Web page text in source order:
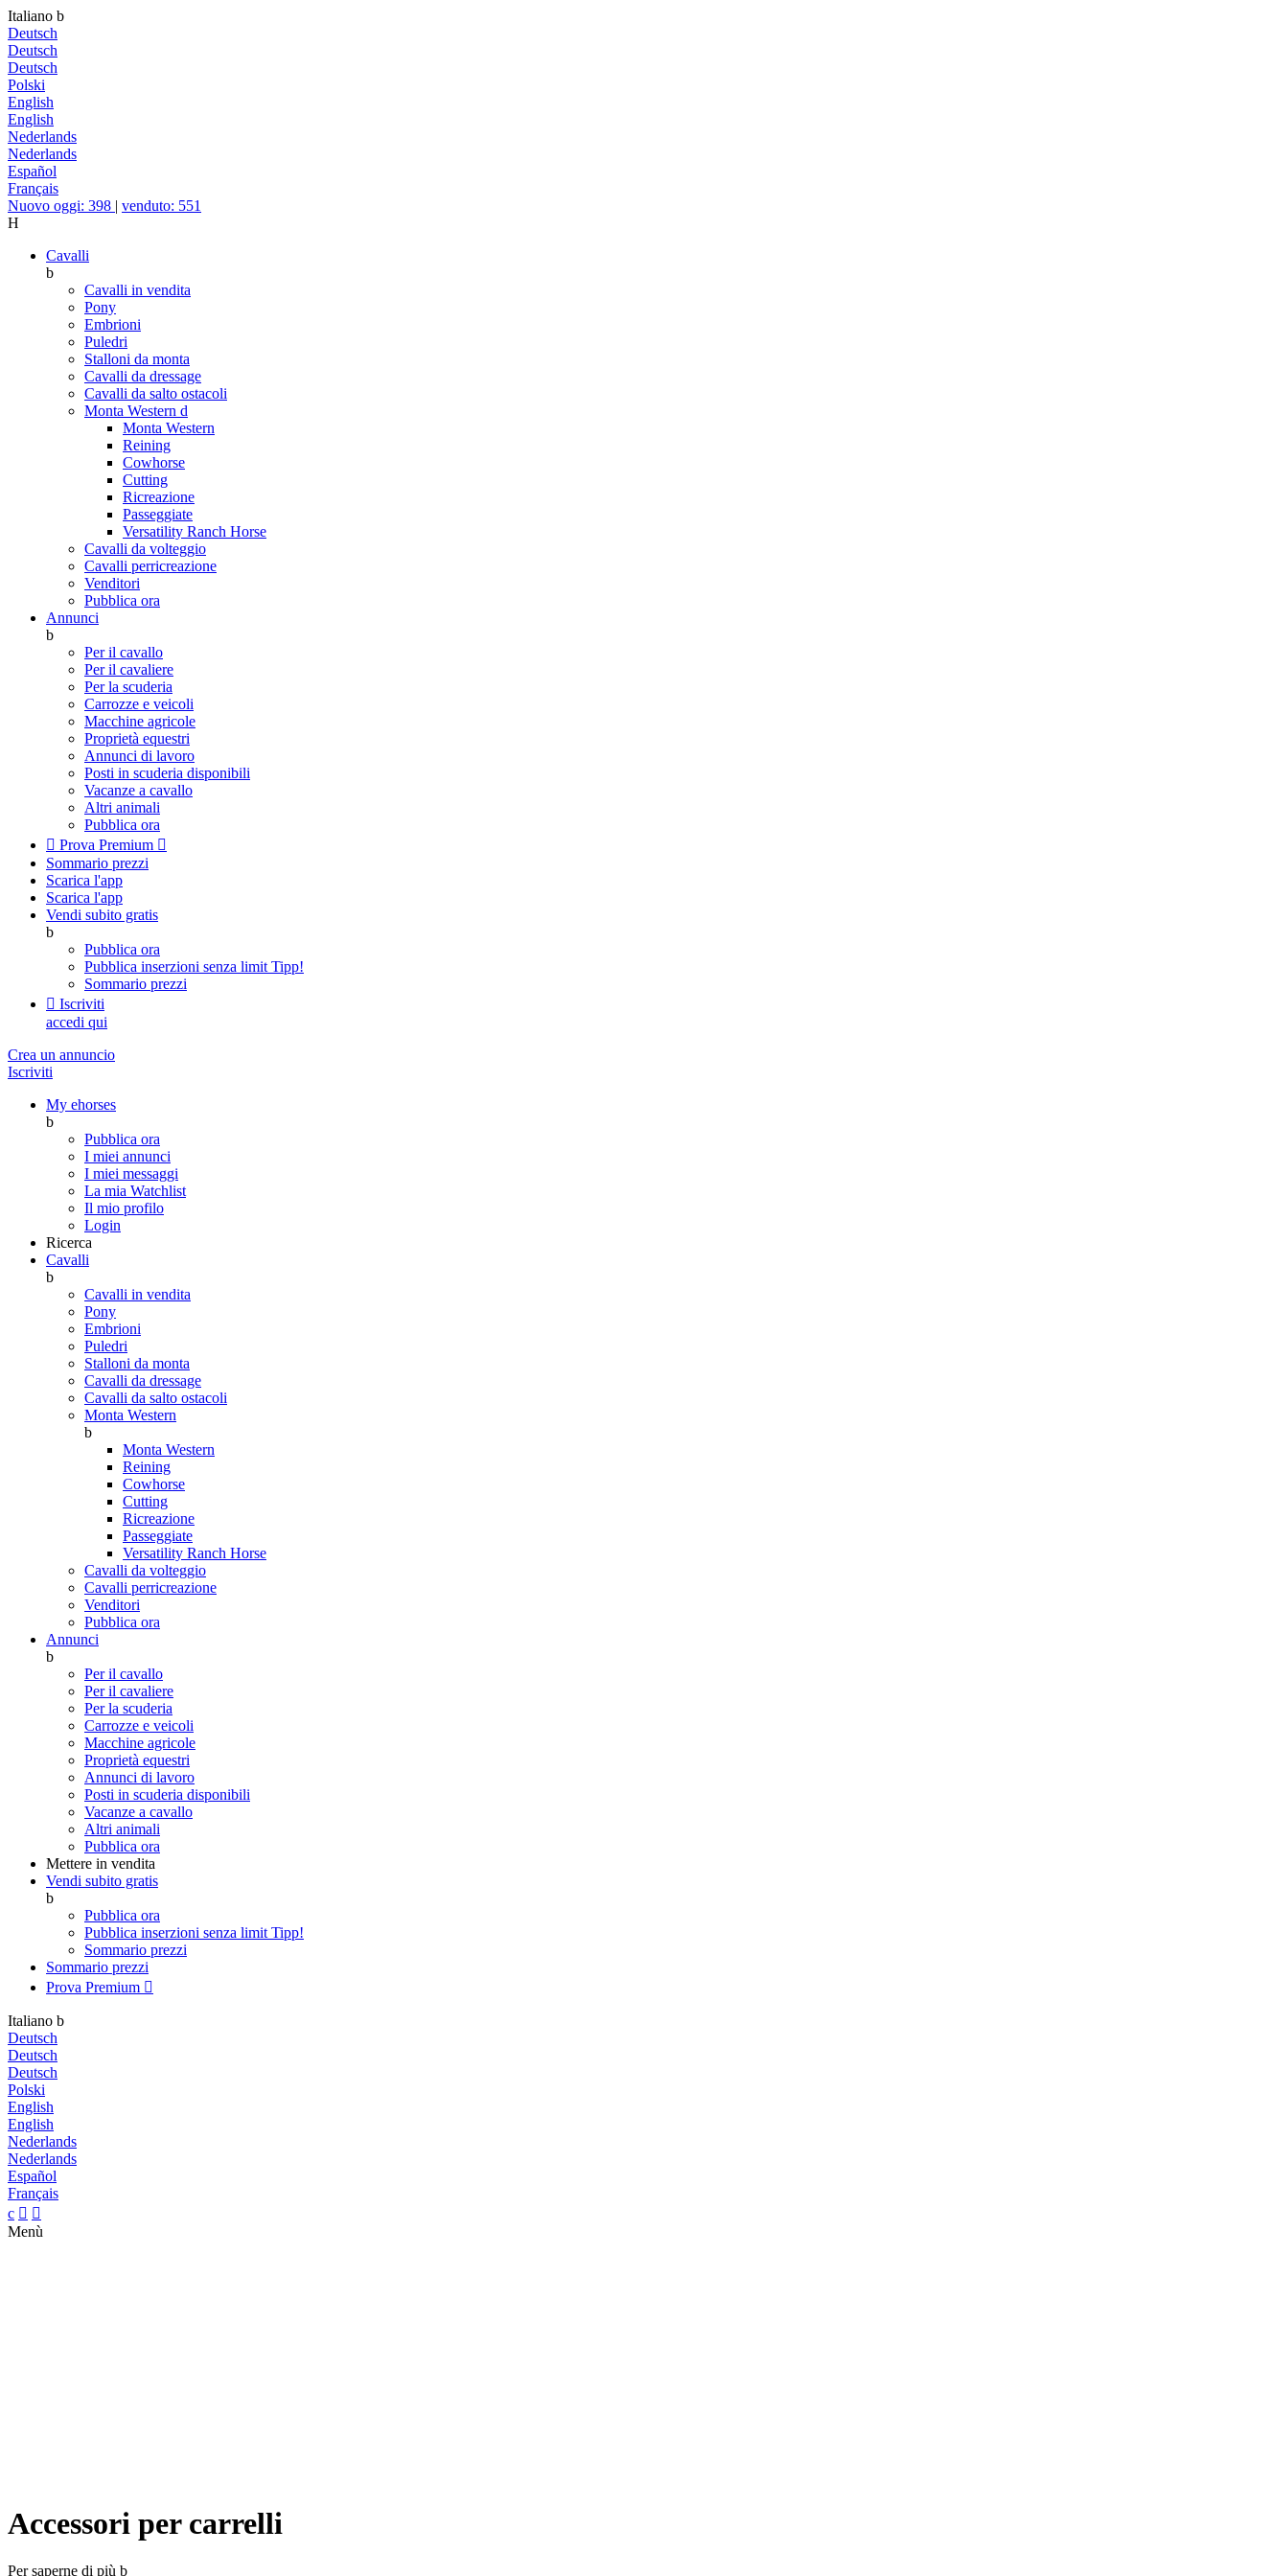
Italiano b
Deutsch
Deutsch
Deutsch
Polski
English
English
Nederlands
Nederlands
Español
Français
Nuovo oggi: 398 | venduto: 551
H
Cavalli
b
Cavalli in vendita
Pony
Embrioni
Puledri
Stalloni da monta
Cavalli da dressage
Cavalli da salto ostacoli
Monta Western d
Monta Western
Reining
Cowhorse
Cutting
Ricreazione
Passeggiate
Versatility Ranch Horse
Cavalli da volteggio
Cavalli perricreazione
Venditori
Pubblica ora
Annunci
b
Per il cavallo
Per il cavaliere
Per la scuderia
Carrozze e veicoli
Macchine agricole
Proprietà equestri
Annunci di lavoro
Posti in scuderia disponibili
Vacanze a cavallo
Altri animali
Pubblica ora
 Prova Premium 
Sommario prezzi
Scarica l'app
Scarica l'app
Vendi subito gratis
b
Pubblica ora
Pubblica inserzioni senza limit Tipp!
Sommario prezzi
 Iscriviti
accedi qui
Crea un annuncio
Iscriviti
My ehorses
b
Pubblica ora
I miei annunci
I miei messaggi
La mia Watchlist
Il mio profilo
Login
Ricerca
Cavalli
b
Cavalli in vendita
Pony
Embrioni
Puledri
Stalloni da monta
Cavalli da dressage
Cavalli da salto ostacoli
Monta Western
b
Monta Western
Reining
Cowhorse
Cutting
Ricreazione
Passeggiate
Versatility Ranch Horse
Cavalli da volteggio
Cavalli perricreazione
Venditori
Pubblica ora
Annunci
b
Per il cavallo
Per il cavaliere
Per la scuderia
Carrozze e veicoli
Macchine agricole
Proprietà equestri
Annunci di lavoro
Posti in scuderia disponibili
Vacanze a cavallo
Altri animali
Pubblica ora
Mettere in vendita
Vendi subito gratis
b
Pubblica ora
Pubblica inserzioni senza limit Tipp!
Sommario prezzi
Sommario prezzi
Prova Premium 
Italiano b
Deutsch
Deutsch
Deutsch
Polski
English
English
Nederlands
Nederlands
Español
Français
c  
Menù
Accessori per carrelli
Per saperne di più b